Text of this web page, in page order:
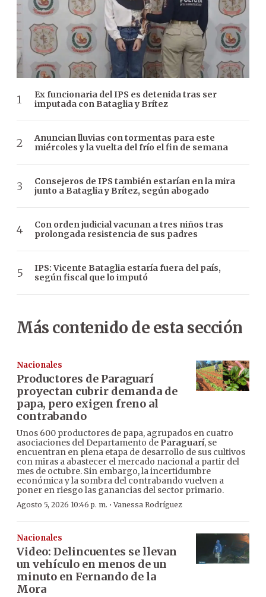
Ex funcionaria del IPS es detenida tras ser
imputada con Bataglia y Brítez
Anuncian lluvias con tormentas para este
miércoles y la vuelta del frío el fin de semana
Consejeros de IPS también estarían en la mira
junto a Bataglia y Brítez, según abogado
Con orden judicial vacunan a tres niños tras
prolongada resistencia de sus padres
IPS: Vicente Bataglia estaría fuera del país,
según fiscal que lo imputó
Más contenido de esta sección
Nacionales
Productores de Paraguarí
proyectan cubrir demanda de
papa, pero exigen freno al
contrabando
Unos 600 productores de papa, agrupados en cuatro
asociaciones del Departamento de Paraguarí, se
encuentran en plena etapa de desarrollo de sus cultivos
con miras a abastecer el mercado nacional a partir del
mes de octubre. Sin embargo, la incertidumbre
económica y la sombra del contrabando vuelven a
poner en riesgo las ganancias del sector primario.
Agosto 5, 2026 10:46 p. m. ·Vanessa Rodríguez
Nacionales
Video: Delincuentes se llevan
un vehículo en menos de un
minuto en Fernando de la
Mora